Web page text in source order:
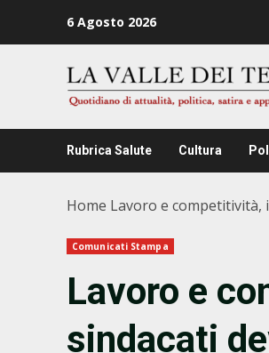
6 Agosto 2026
Rubrica Salute Cultura
Home Lavoro e competitività,
Comunicati Stampa
Lavoro e
sindacati